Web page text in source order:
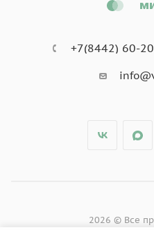
+7(8442) 60-
2026 © Все